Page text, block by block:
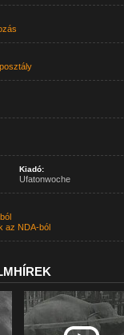
Kiadó:
Ufatonwoche
az NDA-ból